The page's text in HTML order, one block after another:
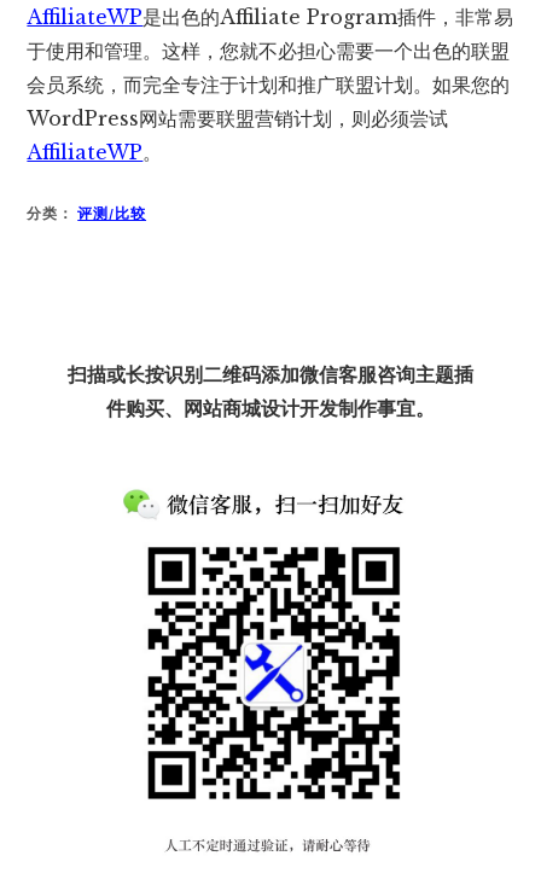
AffiliateWP是出色的Affiliate Program插件，非常易
于使用和管理。这样，您就不必担心需要一个出色的联盟
会员系统，而完全专注于计划和推广联盟计划。如果您的
WordPress网站需要联盟营销计划，则必须尝试
AffiliateWP。
分类：评测/比较
扫描或长按识别二维码添加微信客服咨询主题插
件购买、网站商城设计开发制作事宜。